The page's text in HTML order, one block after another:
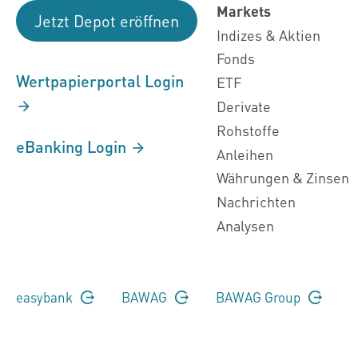
Jetzt Depot eröffnen
Wertpapierportal Login
eBanking Login
Markets
Indizes & Aktien
Fonds
ETF
Derivate
Rohstoffe
Anleihen
Währungen & Zinsen
Nachrichten
Analysen
easybank BAWAG BAWAG Group